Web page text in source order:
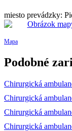
miesto prevádzky:
Mapa
Podobné
Chirurgická
Chirurgická
Chirurgická
Chirurgická